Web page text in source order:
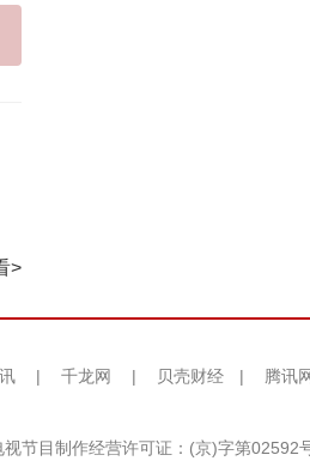
>
| 千龙网 | 贝壳财经 | 腾讯
视节目制作经营许可证：(京)字第02592